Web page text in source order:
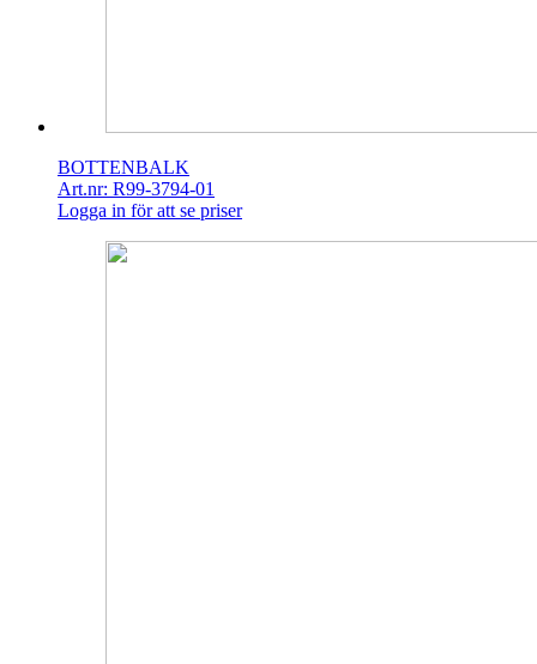
BOTTENBALK
Art.nr: R99-3794-01
Logga in för att se priser